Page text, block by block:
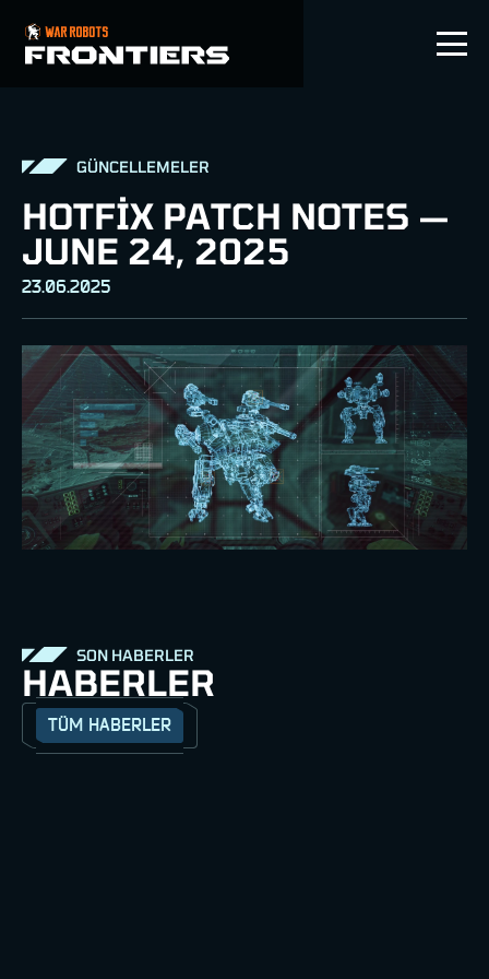
TR
GÜNCELLEMELER
HOTFIX PATCH NOTES —
JUNE 24, 2025
23.06.2025
SON HABERLER
HABERLER
TÜM HABERLER